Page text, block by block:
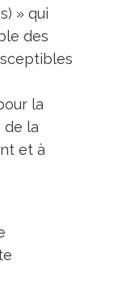
» qui
des
la
de la
et à